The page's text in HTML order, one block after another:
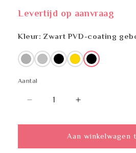
Levertijd op aanvraag
Kleur:Zwart PVD-coating
Chroom
RVSZwartGoudZwart
Aantal
Aantal
Aantal
voor
917203-
Aantal
voor
GEESA
917203-
Aan winkelwagen